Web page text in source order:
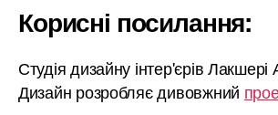
Корисні посилання:
Студія дизайну інтер'єрів
Дизайн розробляє дивовжний